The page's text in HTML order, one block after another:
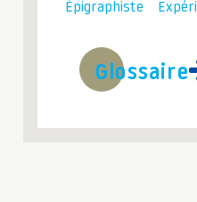
Épigraphiste
Glossaire